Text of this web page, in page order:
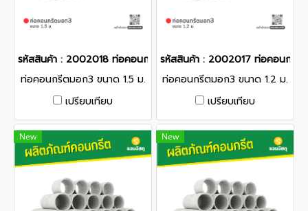
รหัสสินค้า : 2002018 ท่อคอนกรีตมอก3 ขนาด 1.5 ม.
ท่อคอนกรีตมอก3 ขนาด 1.5 ม.
เปรียบเทียบ
รหัสสินค้า : 2002017 ท่อคอนกรีต
ท่อคอนกรีตมอก3 ขนาด 1.2 ม.
เปรียบเทียบ
New New